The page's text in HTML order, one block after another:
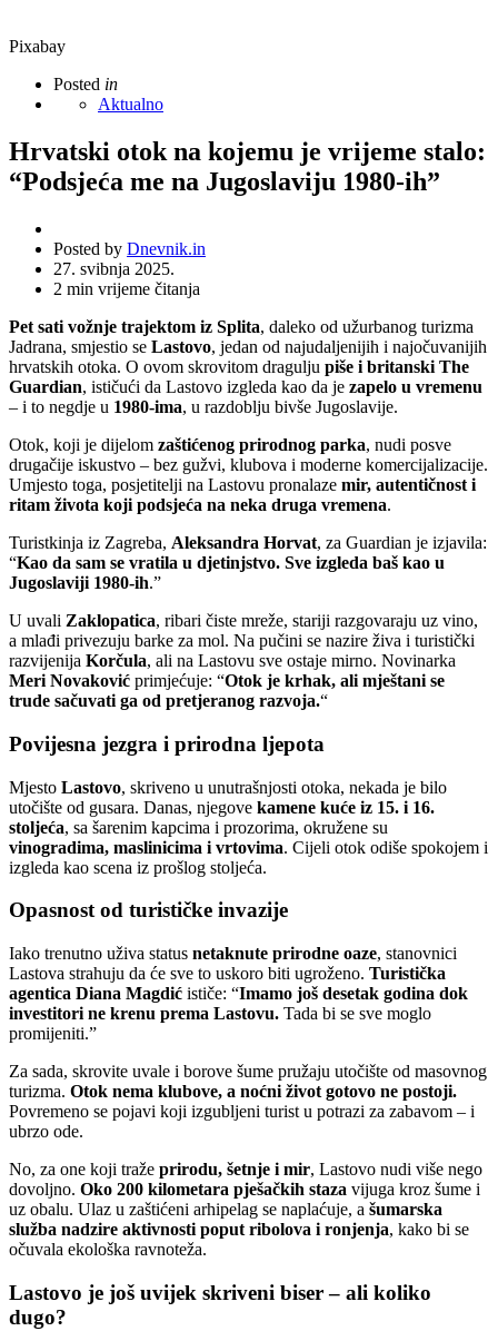
Pixabay
Posted in
Aktualno
Hrvatski otok na kojemu je vrijeme stalo:
“Podsjeća me na Jugoslaviju 1980-ih”
Posted by Dnevnik.in
27. svibnja 2025.
2 min vrijeme čitanja
Pet sati vožnje trajektom iz Splita, daleko od užurbanog turizma
Jadrana, smjestio se Lastovo, jedan od najudaljenijih i najočuvanijih
hrvatskih otoka. O ovom skrovitom dragulju piše i britanski The
Guardian, ističući da Lastovo izgleda kao da je zapelo u vremenu
– i to negdje u 1980-ima, u razdoblju bivše Jugoslavije.
Otok, koji je dijelom zaštićenog prirodnog parka, nudi posve
drugačije iskustvo – bez gužvi, klubova i moderne komercijalizacije.
Umjesto toga, posjetitelji na Lastovu pronalaze mir, autentičnost i
ritam života koji podsjeća na neka druga vremena.
Turistkinja iz Zagreba, Aleksandra Horvat, za Guardian je izjavila:
“Kao da sam se vratila u djetinjstvo. Sve izgleda baš kao u
Jugoslaviji 1980-ih.”
U uvali Zaklopatica, ribari čiste mreže, stariji razgovaraju uz vino,
a mlađi privezuju barke za mol. Na pučini se nazire živa i turistički
razvijenija Korčula, ali na Lastovu sve ostaje mirno. Novinarka
Meri Novaković primjećuje: “Otok je krhak, ali mještani se
trude sačuvati ga od pretjeranog razvoja.“
Povijesna jezgra i prirodna ljepota
Mjesto Lastovo, skriveno u unutrašnjosti otoka, nekada je bilo
utočište od gusara. Danas, njegove kamene kuće iz 15. i 16.
stoljeća, sa šarenim kapcima i prozorima, okružene su
vinogradima, maslinicima i vrtovima. Cijeli otok odiše spokojem i
izgleda kao scena iz prošlog stoljeća.
Opasnost od turističke invazije
Iako trenutno uživa status netaknute prirodne oaze, stanovnici
Lastova strahuju da će sve to uskoro biti ugroženo. Turistička
agentica Diana Magdić ističe: “Imamo još desetak godina dok
investitori ne krenu prema Lastovu. Tada bi se sve moglo
promijeniti.”
Za sada, skrovite uvale i borove šume pružaju utočište od masovnog
turizma. Otok nema klubove, a noćni život gotovo ne postoji.
Povremeno se pojavi koji izgubljeni turist u potrazi za zabavom – i
ubrzo ode.
No, za one koji traže prirodu, šetnje i mir, Lastovo nudi više nego
dovoljno. Oko 200 kilometara pješačkih staza vijuga kroz šume i
uz obalu. Ulaz u zaštićeni arhipelag se naplaćuje, a šumarska
služba nadzire aktivnosti poput ribolova i ronjenja, kako bi se
očuvala ekološka ravnoteža.
Lastovo je još uvijek skriveni biser – ali koliko
dugo?